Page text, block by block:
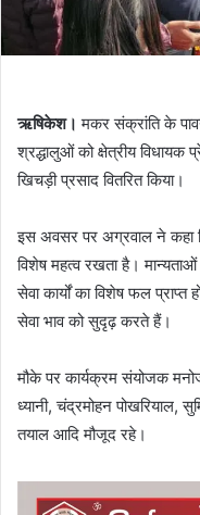
ऋषिकेश। मकर संक्रांति के
श्रद्धालुओं को क्षेत्रीय विधायक
खिचड़ी प्रसाद वितरित किया।
इस अवसर पर अग्रवाल ने कहा
विशेष महत्व रखता है।
सेवा कार्यों का विशेष फल
सेवा भाव को सुदृढ़ करते हैं।
मौके पर कार्यक्रम संयोजक
ध्यानी, चंद्रमोहन पोखरियाल,
तयाल आदि मौजूद रहे।